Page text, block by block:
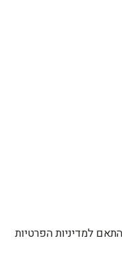
למדיניות הפרטיות